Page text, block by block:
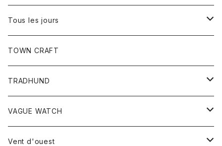
コート
Tシャツ
Tous les jours
トップス
レディース
カットソー
TOWN CRAFT
TRADHUND
セーター
ベスト
VAGUE WATCH
時計
Vent d'ouest